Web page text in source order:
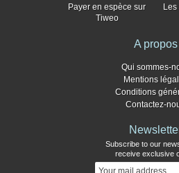
Payer en espèce sur
Tiweo
A propos
Qui sommes-
Mentions
Conditions
Contactez-
Subscribe to our
receive exclusive